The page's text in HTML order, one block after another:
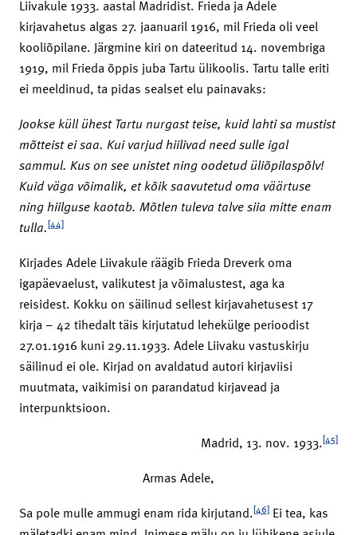
Liivakule 1933. aastal Madridist. Frieda ja Adele
kirjavahetus algas 27. jaanuaril 1916, mil Frieda oli veel
kooliõpilane. Järgmine kiri on dateeritud 14. novembriga
1919, mil Frieda õppis juba Tartu ülikoolis. Tartu talle eriti
ei meeldinud, ta pidas sealset elu painavaks:
Jookse küll ühest Tartu nurgast teise, kuid lahti sa mustist
mõtteist ei saa. Kui varjud hiilivad need sulle igal
sammul. Kus on see unistet ning oodetud üliõpilaspõlv!
Kuid väga võimalik, et kõik saavutetud oma väärtuse
ning hiilguse kaotab. Mõtlen tuleva talve siia mitte enam
tulla.[44]
Kirjades Adele Liivakule räägib Frieda Dreverk oma
igapäevaelust, valikutest ja võimalustest, aga ka
reisidest. Kokku on säilinud sellest kirjavahetusest 17
kirja – 42 tihedalt täis kirjutatud lehekülge perioodist
27.01.1916 kuni 29.11.1933. Adele Liivaku vastuskirju
säilinud ei ole. Kirjad on avaldatud autori kirjaviisi
muutmata, vaikimisi on parandatud kirjavead ja
interpunktsioon.
Madrid, 13. nov. 1933.[45]
Armas Adele,
Sa pole mulle ammugi enam rida kirjutand.[46] Ei tea, kas